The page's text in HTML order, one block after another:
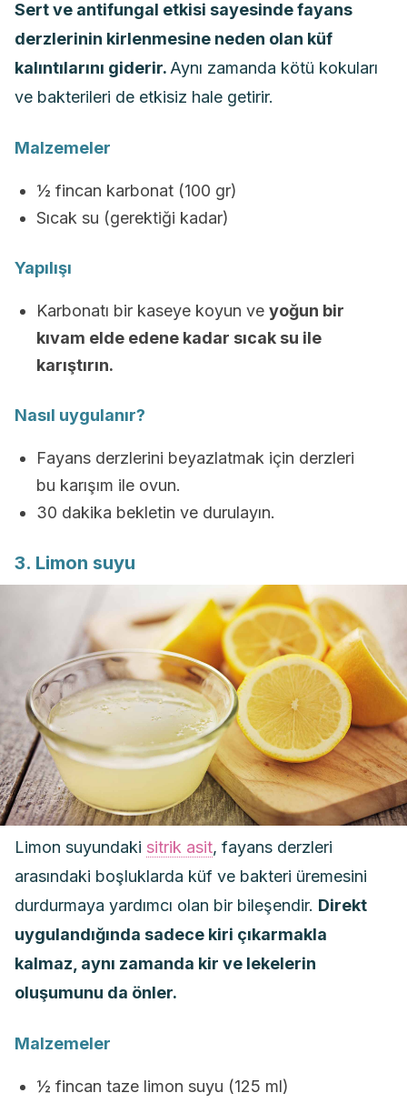
Sert ve antifungal etkisi sayesinde fayans
derzlerinin kirlenmesine neden olan küf
kalıntılarını giderir. Aynı zamanda kötü kokuları
ve bakterileri de etkisiz hale getirir.
Malzemeler
½ fincan karbonat (100 gr)
Sıcak su (gerektiği kadar)
Yapılışı
Karbonatı bir kaseye koyun ve yoğun bir
kıvam elde edene kadar sıcak su ile
karıştırın.
Nasıl uygulanır?
Fayans derzlerini beyazlatmak için derzleri
bu karışım ile ovun.
30 dakika bekletin ve durulayın.
3. Limon suyu
Limon suyundaki sitrik asit, fayans derzleri
arasındaki boşluklarda küf ve bakteri üremesini
durdurmaya yardımcı olan bir bileşendir. Direkt
uygulandığında sadece kiri çıkarmakla
kalmaz, aynı zamanda kir ve lekelerin
oluşumunu da önler.
Malzemeler
½ fincan taze limon suyu (125 ml)